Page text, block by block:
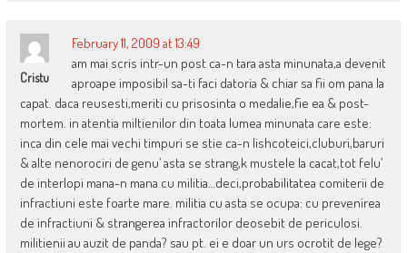
Cristu
February 11, 2009 at 13:49
am mai scris intr-un post ca-n tara asta minunata,a devenit
aproape imposibil sa-ti faci datoria & chiar sa fii om pana la
capat. daca reusesti,meriti cu prisosinta o medalie,fie ea & post-
mortem. in atentia miltienilor din toata lumea minunata care este:
inca din cele mai vechi timpuri se stie ca-n lishcoteici,cluburi,baruri
& alte nenorociri de genu’ asta se strang,k mustele la cacat,tot felu’
de interlopi mana-n mana cu militia…deci,probabilitatea comiterii de
infractiuni este foarte mare. militia cu asta se ocupa: cu prevenirea
de infractiuni & strangerea infractorilor deosebit de periculosi.
militienii au auzit de panda? sau pt. ei e doar un urs ocrotit de lege?